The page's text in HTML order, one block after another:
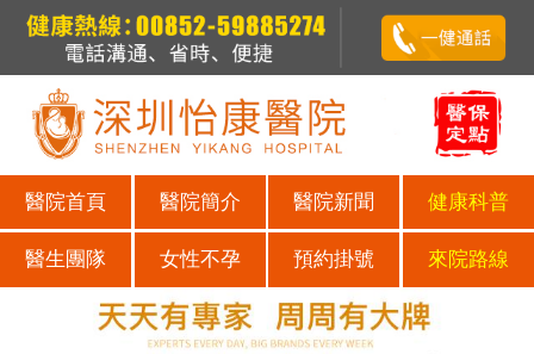
醫院首頁 醫院簡介 醫院新聞 健康科普
醫生團隊 女性不孕 預約掛號 來院路線